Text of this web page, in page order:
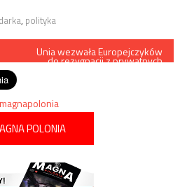
, polityka
Unia wezwała Europejczyków
do rezygnacji z prywatnych
POLONIA